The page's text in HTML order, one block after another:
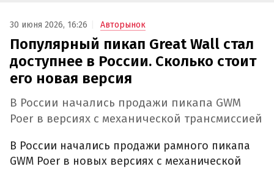
30 июня 2026, 16:26 Авторынок
Популярный пикап Great Wall стал
доступнее в России. Сколько стоит
его новая версия
В России начались продажи пикапа GWM
Poer в версиях с механической трансмиссией
В России начались продажи рамного пикапа
GWM Poer в новых версиях с механической